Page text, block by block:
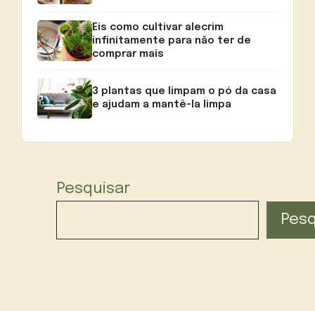
Eis como cultivar alecrim
infinitamente para não ter de
comprar mais
3 plantas que limpam o pó da casa
e ajudam a mantê-la limpa
Pesquisar